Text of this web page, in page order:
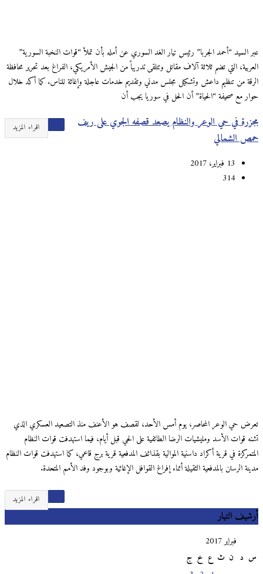
عبر السيد “أحمد الجربا” رئيس تيار الغد السوري عن أمله بأن تملأ “قوات النخبة السورية”
العربية، التي تضم ثلاثة آلاف مقاتل وتتلقى تدريباً من الجيش الأمريكي، الفراغ بعد تحرير محافظة
الرقة من تنظيم داعش وتشكيل مجلس مدني وتقديم خدمات عاجلة وإغاثة للناس. كما أكد خلال
حوار مع صحيفة “الحياة” أن الحل في سوريا يجب أن
اقراء المزيد
مجزرة في حي الوعر والنظام يصعد قصفه الجوي على ريف
حمص الشمالي
13 فبراير، 2017
314
تعرض حي الوعر المحاصر، يوم أمس الأحد، لقصف هو الأعنف منذ التصعيد العسكري الذي
تشنه قوات الأسد ومليشيات الرضا الطائفية على الحي قبل أيام، فيما استهدفت قوات النظام
المتمركزة في قرية أكراد داسنية الموالية بقذائف المدفعية قرية برج قاعي، كما استهدفت قوات النظام
مدينة الرستن بالمدفعية الثقيلة أثناء إفراغ القوافل الإغاثية وبوجود وفد الأمم المتحدة.
اقراء المزيد
أرشيف التيار
فبراير 2017
س
ث خ ج